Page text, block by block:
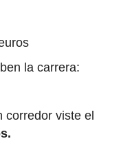
la carrera:
corredor viste el